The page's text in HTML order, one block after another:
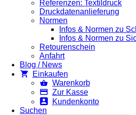
Referenzen: Textildruck
Druckdatenanlieferung
Normen
Infos & Normen zu
Infos & Normen zu
Retourenschein
Anfahrt
Blog / News
Einkaufen
Warenkorb
Zur Kasse
Kundenkonto
Suchen